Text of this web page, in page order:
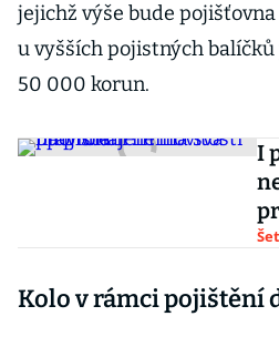
jejichž výše bude
u vyšších pojistných
50 000 korun.
I
Kolo v rámci pojištění